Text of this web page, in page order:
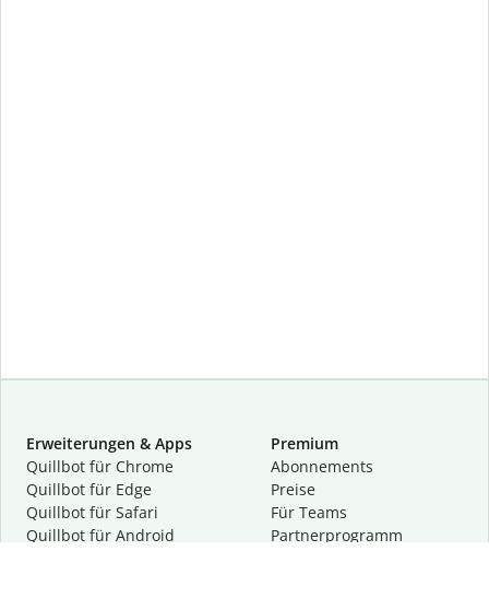
Erweiterungen & Apps
Quillbot für Chrome
Quillbot für Edge
Quillbot für Safari
Quillbot für Android
Premium
Abon­ne­ments
Preise
Für Teams
Partnerprogramm